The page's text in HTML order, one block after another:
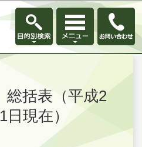
の本文へ移動
括表（平成2
現在）